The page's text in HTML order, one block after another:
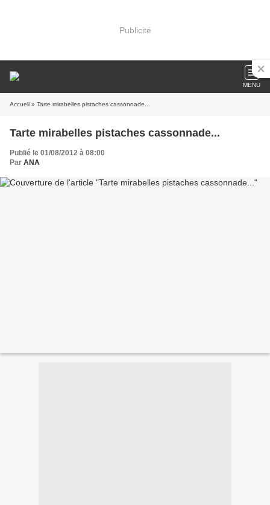
Publicité
MENU
Accueil » Tarte mirabelles pistaches cassonnade...
Tarte mirabelles pistaches cassonnade...
Publié le 01/08/2012 à 08:00
Par ANA